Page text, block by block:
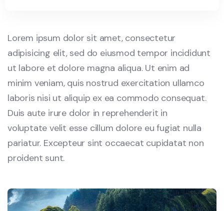
Lorem ipsum dolor sit amet, consectetur
adipisicing elit, sed do eiusmod tempor incididunt
ut labore et dolore magna aliqua. Ut enim ad
minim veniam, quis nostrud exercitation ullamco
laboris nisi ut aliquip ex ea commodo consequat.
Duis aute irure dolor in reprehenderit in
voluptate velit esse cillum dolore eu fugiat nulla
pariatur. Excepteur sint occaecat cupidatat non
proident sunt.